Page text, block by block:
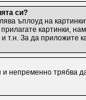
си?
ъплоуд на
картинки,
т.н. За да приложите
трябва да